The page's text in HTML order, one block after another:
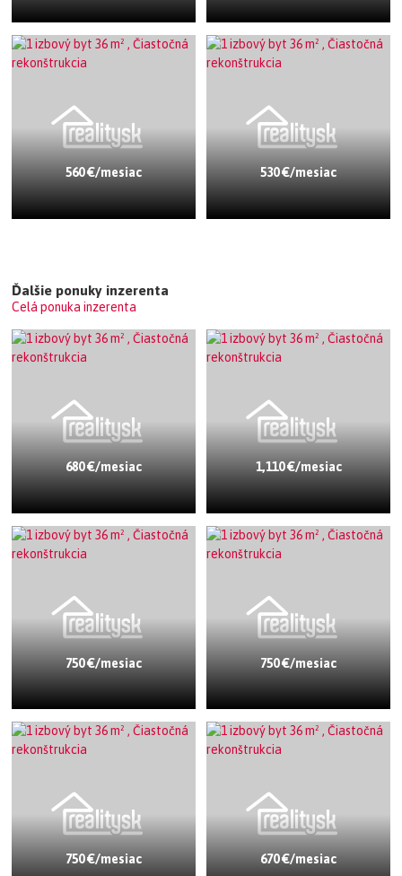
560 €/mesiac 530 €/mesiac
Ďalšie ponuky inzerenta
Celá ponuka inzerenta
680 €/mesiac 1,110 €/mesiac
750 €/mesiac 750 €/mesiac
750 €/mesiac 670 €/mesiac